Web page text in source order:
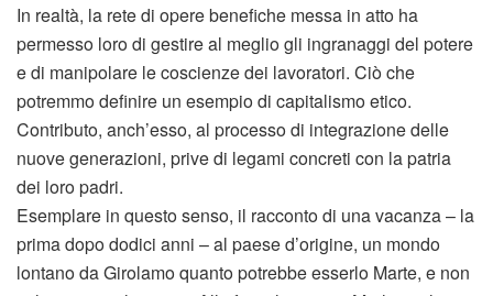
In realtà, la rete di opere benefiche messa in atto ha
permesso loro di gestire al meglio gli ingranaggi del potere
e di manipolare le coscienze dei lavoratori. Ciò che
potremmo definire un esempio di capitalismo etico.
Contributo, anch’esso, al processo di integrazione delle
nuove generazioni, prive di legami concreti con la patria
dei loro padri.
Esemplare in questo senso, il racconto di una vacanza – la
prima dopo dodici anni – al paese d’origine, un mondo
lontano da Girolamo quanto potrebbe esserlo Marte, e non